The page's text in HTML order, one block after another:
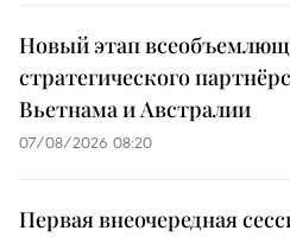
Новый этап
стратегического
Вьетнама и Австралии
07/08/2026 08:20
Первая внеочередная